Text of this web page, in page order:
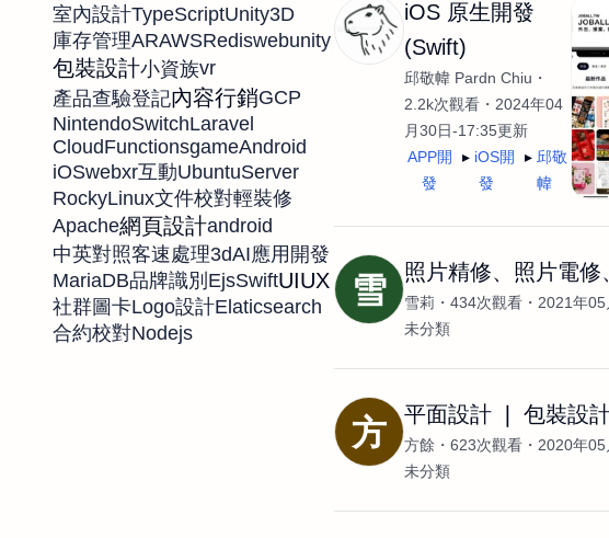
室內設計TypeScriptUnity3D
庫存管理ARAWSRediswebunity
包裝設計小資族vr
產品查驗登記內容行銷GCP
NintendoSwitchLaravel
CloudFunctionsgameAndroid
iOSwebxr互動UbuntuServer
RockyLinux文件校對輕裝修
Apache網頁設計android
中英對照客速處理3dAI應用開發
MariaDB品牌識別 EjsSwiftUIUX
社群圖卡Logo設計Elaticsearch
合約校對Nodejs
iOS 原生開發
(Swift)
邱敬幃 Pardn Chiu
2.2k次觀看
2024年04
月30日-17:35更新
APP開
發
iOS開
發
邱敬
幃
雪 照片精修、照片電
雪莉 434次觀看
2021年
未分類
方 平面設計 ❘ 包裝設
方餘 623次觀看
2020年
未分類